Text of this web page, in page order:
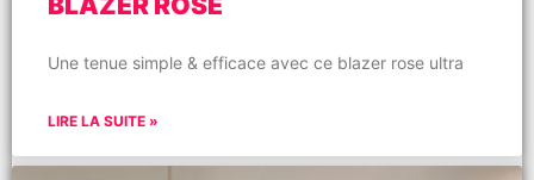
Une tenue simple & efficace avec ce blazer rose ultra
LIRE LA SUITE »